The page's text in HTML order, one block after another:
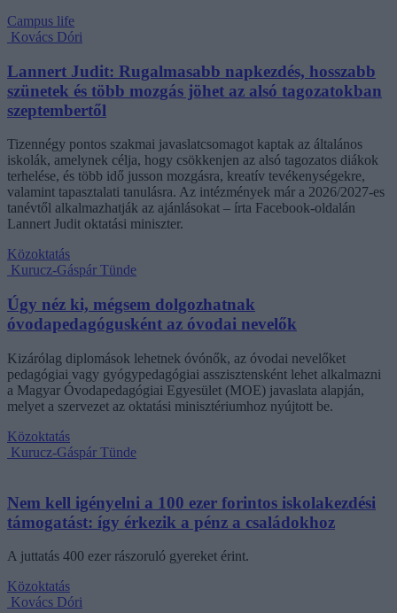
Campus life
Kovács Dóri
Lannert Judit: Rugalmasabb napkezdés, hosszabb
szünetek és több mozgás jöhet az alsó tagozatokban
szeptembertől
Tizennégy pontos szakmai javaslatcsomagot kaptak az általános
iskolák, amelynek célja, hogy csökkenjen az alsó tagozatos diákok
terhelése, és több idő jusson mozgásra, kreatív tevékenységekre,
valamint tapasztalati tanulásra. Az intézmények már a 2026/2027-es
tanévtől alkalmazhatják az ajánlásokat – írta Facebook-oldalán
Lannert Judit oktatási miniszter.
Közoktatás
Kurucz-Gáspár Tünde
Úgy néz ki, mégsem dolgozhatnak
óvodapedagógusként az óvodai nevelők
Kizárólag diplomások lehetnek óvónők, az óvodai nevelőket
pedagógiai vagy gyógypedagógiai asszisztensként lehet alkalmazni
a Magyar Óvodapedagógiai Egyesület (MOE) javaslata alapján,
melyet a szervezet az oktatási minisztériumhoz nyújtott be.
Közoktatás
Kurucz-Gáspár Tünde
Nem kell igényelni a 100 ezer forintos iskolakezdési
támogatást: így érkezik a pénz a családokhoz
A juttatás 400 ezer rászoruló gyereket érint.
Közoktatás
Kovács Dóri